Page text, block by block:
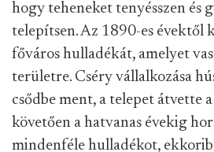
hogy teheneket tenyésszen és
telepítsen. Az 1890-es évektől
főváros hulladékát, amelyet
területre. Cséry vállalkozása
csődbe ment, a telepet átvette
követően a hatvanas évekig
mindenféle hulladékot,